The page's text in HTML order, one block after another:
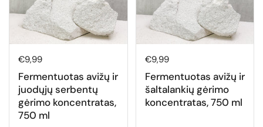
Normali kaina
€9,99
Fermentuotas avižų ir
juodųjų serbentų
gėrimo koncentratas,
750 ml
Normali kaina
€9,99
Fermentuotas avižų ir
šaltalankių gėrimo
koncentratas, 750 ml